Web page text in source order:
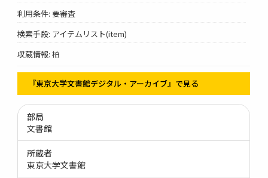
利用条件: 要審査
検索手段: アイテムリスト(item)
収蔵情報: 柏
『東京大学文書館デジタル・アーカイブ』で見る
部局
文書館
所蔵者
東京大学文書館